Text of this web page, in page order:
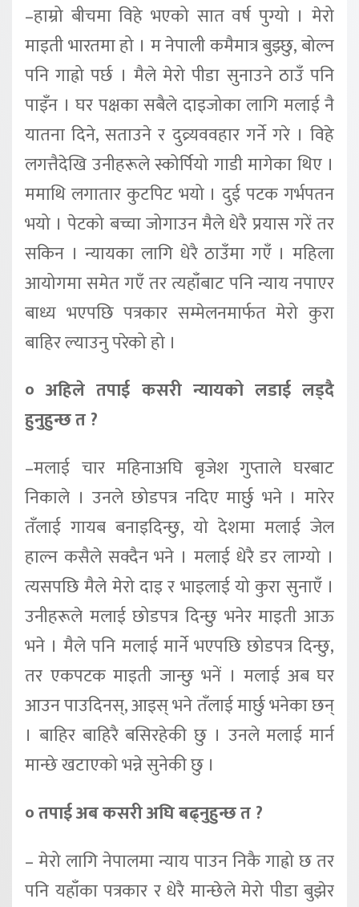
–हाम्रो बीचमा विहे भएको सात वर्ष पुग्यो । मेरो
माइती भारतमा हो । म नेपाली कमैमात्र बुझ्छु, बोल्न
पनि गाह्रो पर्छ । मैले मेरो पीडा सुनाउने ठाउँ पनि
पाइँन । घर पक्षका सबैले दाइजोका लागि मलाई नै
यातना दिने, सताउने र दुव्र्यववहार गर्ने गरे । विहे
लगत्तैदेखि उनीहरूले स्कोर्पियो गाडी मागेका थिए ।
ममाथि लगातार कुटपिट भयो । दुई पटक गर्भपतन
भयो । पेटको बच्चा जोगाउन मैले धेरै प्रयास गरें तर
सकिन । न्यायका लागि धेरै ठाउँमा गएँ । महिला
आयोगमा समेत गएँ तर त्यहाँबाट पनि न्याय नपाएर
बाध्य भएपछि पत्रकार सम्मेलनमार्फत मेरो कुरा
बाहिर ल्याउनु परेको हो ।
० अहिले तपाई कसरी न्यायको लडाई लड्दै
हुनुहुन्छ त ?
–मलाई चार महिनाअघि बृजेश गुप्ताले घरबाट
निकाले । उनले छोडपत्र नदिए मार्छु भने । मारेर
तँलाई गायब बनाइदिन्छु, यो देशमा मलाई जेल
हाल्न कसैले सक्दैन भने । मलाई धेरै डर लाग्यो ।
त्यसपछि मैले मेरो दाइ र भाइलाई यो कुरा सुनाएँ ।
उनीहरूले मलाई छोडपत्र दिन्छु भनेर माइती आऊ
भने । मैले पनि मलाई मार्ने भएपछि छोडपत्र दिन्छु,
तर एकपटक माइती जान्छु भनें । मलाई अब घर
आउन पाउदिनस्, आइस् भने तँलाई मार्छु भनेका छन्
। बाहिर बाहिरै बसिरहेकी छु । उनले मलाई मार्न
मान्छे खटाएको भन्ने सुनेकी छु ।
० तपाई अब कसरी अघि बढ्नुहुन्छ त ?
– मेरो लागि नेपालमा न्याय पाउन निकै गाह्रो छ तर
पनि यहाँका पत्रकार र धेरै मान्छेले मेरो पीडा बुझेर